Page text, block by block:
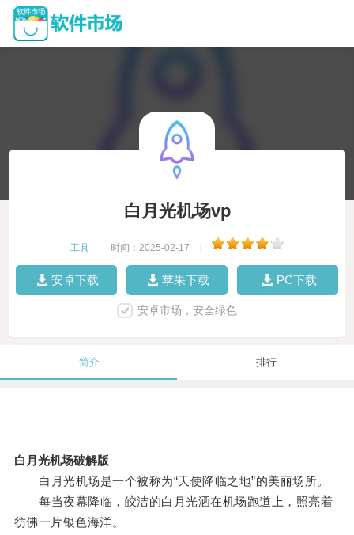
白月光机场vp
工具 时间：2025-02-17
安卓下载 苹果下载 PC下载
安卓市场，安全绿色
简介 排行
白月光机场破解版
白月光机场是一个被称为“天使降临之地”的美丽场所。
每当夜幕降临，皎洁的白月光洒在机场跑道上，照亮着
彷佛一片银色海洋。